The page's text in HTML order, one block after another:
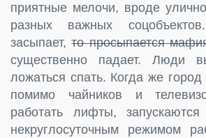
приятные мелочи, вроде
разных важных
засыпает,то просыпается
существенно падает. Люди
ложаться спать. Когда же
помимо чайников и
работать лифты,
некруглосуточным режимом